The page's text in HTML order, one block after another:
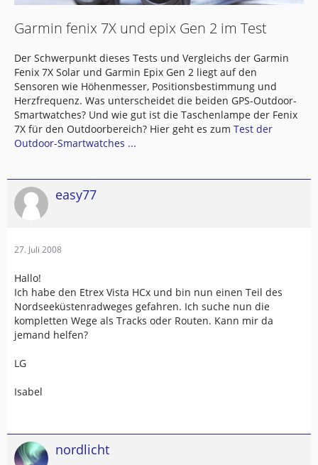
Garmin fenix 7X und epix Gen 2 im Test
Der Schwerpunkt dieses Tests und Vergleichs der Garmin
Fenix 7X Solar und Garmin Epix Gen 2 liegt auf den
Sensoren wie Höhenmesser, Positionsbestimmung und
Herzfrequenz. Was unterscheidet die beiden GPS-Outdoor-
Smartwatches? Und wie gut ist die Taschenlampe der Fenix
7X für den Outdoorbereich? Hier geht es zum Test der
Outdoor-Smartwatches ...
easy77
27. Juli 2008
Hallo!
Ich habe den Etrex Vista HCx und bin nun einen Teil des
Nordseeküstenradweges gefahren. Ich suche nun die
kompletten Wege als Tracks oder Routen. Kann mir da
jemand helfen?
LG
Isabel
nordlicht